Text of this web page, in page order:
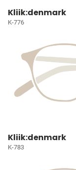
Kliik:denmark
K-776
Kliik:denmark
K-783